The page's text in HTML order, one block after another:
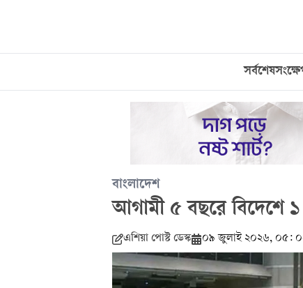
সর্বশেষ
বাংলাদেশ
আগামী ৫ বছরে বিদেশে ১
এশিয়া পোস্ট ডেস্ক ০৯ জুলাই ২০২৬, ০৫: